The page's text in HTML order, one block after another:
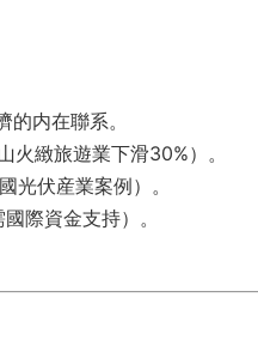
的内在聯系。
火緻旅遊業下滑30%）。
光伏産業案例）。
際資金支持）。